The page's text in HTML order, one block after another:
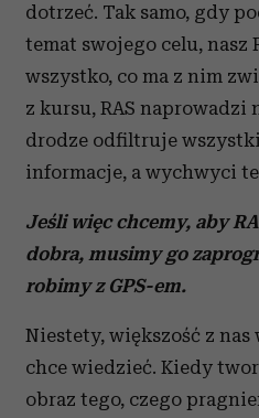
dotrzeć. Tak samo, gdy
temat swojego celu, nasz
wszystko, co ma z nim
z kursu, RAS naprowadzi
drodze odfiltruje
informacje, a wychwyci
Jeśli więc chcemy, aby
dobra, musimy go
robimy z GPS-em.
Niestety, większość z
chce wiedzieć. Kiedy
obraz tego, czego